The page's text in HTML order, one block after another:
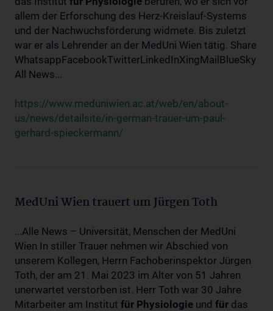
allem der Erforschung des Herz-Kreislauf-Systems
und der Nachwuchsförderung widmete. Bis zuletzt
war er als Lehrender an der MedUni Wien tätig. Share
WhatsappFacebookTwitterLinkedInXingMailBlueSky
All News...
https://www.meduniwien.ac.at/web/en/about-
us/news/detailsite/in-german-trauer-um-paul-
gerhard-spieckermann/
MedUni Wien trauert um Jürgen Toth
...Alle News – Universität, Menschen der MedUni
Wien In stiller Trauer nehmen wir Abschied von
unserem Kollegen, Herrn Fachoberinspektor Jürgen
Toth, der am 21. Mai 2023 im Alter von 51 Jahren
unerwartet verstorben ist. Herr Toth war 30 Jahre
Mitarbeiter am Institut für Physiologie und für das